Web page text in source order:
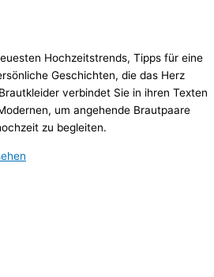
Hochzeitstrends, Tipps für eine
Geschichten, die das Herz
verbindet Sie in ihren Texten
um angehende Brautpaare
zu begleiten.